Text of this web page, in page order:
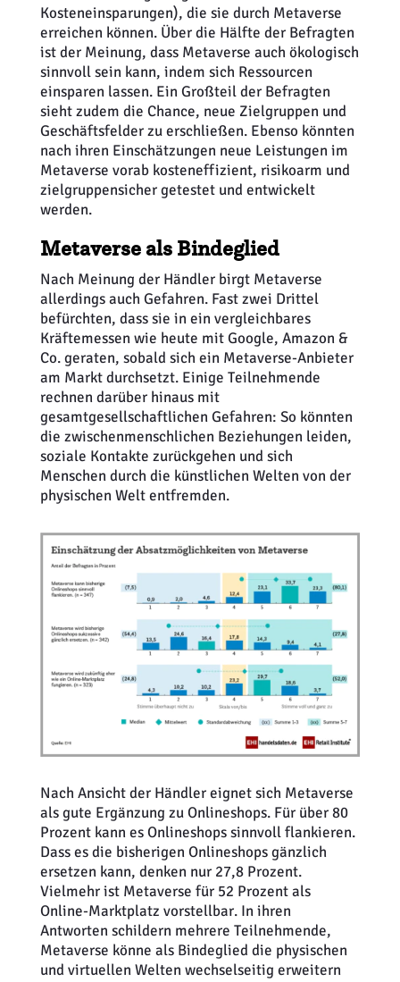
Kosteneinsparungen), die sie durch Metaverse
erreichen können. Über die Hälfte der Befragten
ist der Meinung, dass Metaverse auch ökologisch
sinnvoll sein kann, indem sich Ressourcen
einsparen lassen. Ein Großteil der Befragten
sieht zudem die Chance, neue Zielgruppen und
Geschäftsfelder zu erschließen. Ebenso könnten
nach ihren Einschätzungen neue Leistungen im
Metaverse vorab kosteneffizient, risikoarm und
zielgruppensicher getestet und entwickelt
werden.
Metaverse als Bindeglied
Nach Meinung der Händler birgt Metaverse
allerdings auch Gefahren. Fast zwei Drittel
befürchten, dass sie in ein vergleichbares
Kräftemessen wie heute mit Google, Amazon &
Co. geraten, sobald sich ein Metaverse-Anbieter
am Markt durchsetzt. Einige Teilnehmende
rechnen darüber hinaus mit
gesamtgesellschaftlichen Gefahren: So könnten
die zwischenmenschlichen Beziehungen leiden,
soziale Kontakte zurückgehen und sich
Menschen durch die künstlichen Welten von der
physischen Welt entfremden.
Nach Ansicht der Händler eignet sich Metaverse
als gute Ergänzung zu Onlineshops. Für über 80
Prozent kann es Onlineshops sinnvoll flankieren.
Dass es die bisherigen Onlineshops gänzlich
ersetzen kann, denken nur 27,8 Prozent.
Vielmehr ist Metaverse für 52 Prozent als
Online-Marktplatz vorstellbar. In ihren
Antworten schildern mehrere Teilnehmende,
Metaverse könne als Bindeglied die physischen
und virtuellen Welten wechselseitig erweitern